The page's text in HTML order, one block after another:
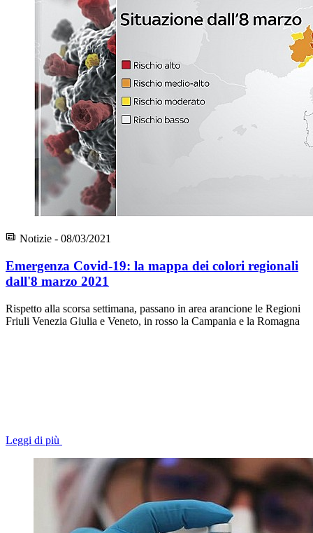
Notizie - 08/03/2021
Emergenza Covid-19: la mappa dei colori regionali
dall'8 marzo 2021
Rispetto alla scorsa settimana, passano in area arancione le Regioni
Friuli Venezia Giulia e Veneto, in rosso la Campania e la Romagna
Leggi di più